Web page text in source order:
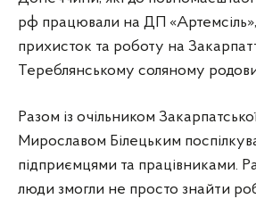
рф працювали на ДП
прихисток та роботу на
Тереблянському соляному
Разом із очільником
Мирославом Білецьким
підприємцями та працівниками.
люди змогли не просто знайти